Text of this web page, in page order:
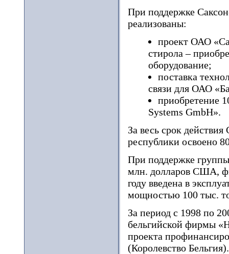
При поддержке
реализованы:
проект ОАО
стирола –
оборудование;
поставка
связи для ОАО
приобретение
Systems GmbH».
За весь срок
республики освоено
При поддержке
млн. долларов США,
году введена в
мощностью 100 тыс.
За период с 1998 по
бельгийской фирмы
проекта
(Королевство Бельгия).